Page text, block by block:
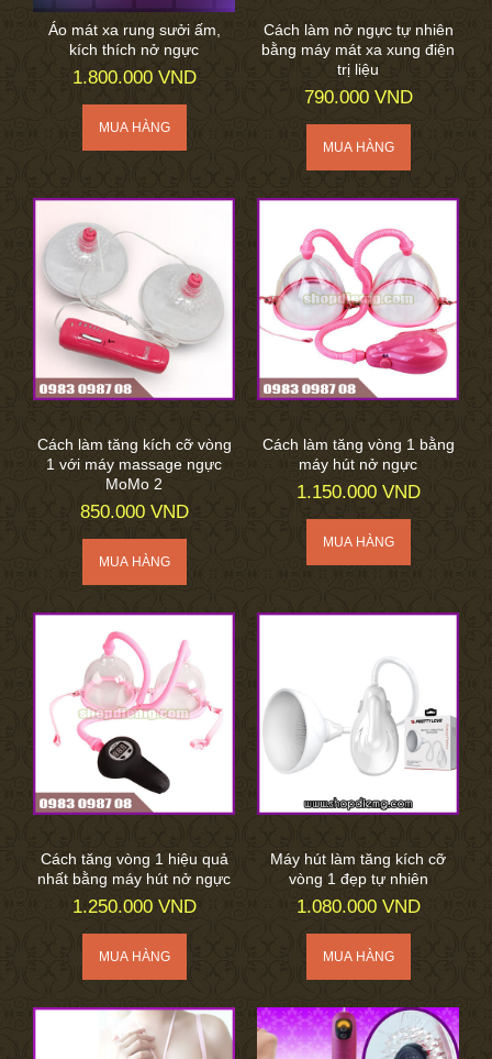
Áo mát xa rung sưởi ấm,
kích thích nở ngực
1.800.000 VND
Cách làm nở ngực tự nhiên
bằng máy mát xa xung điện
trị liệu
790.000 VND
Cách làm tăng kích cỡ vòng
1 với máy massage ngực
MoMo 2
850.000 VND
Cách làm tăng vòng 1 bằng
máy hút nở ngực
1.150.000 VND
Cách tăng vòng 1 hiệu quả
nhất bằng máy hút nở ngực
1.250.000 VND
Máy hút làm tăng kích cỡ
vòng 1 đẹp tự nhiên
1.080.000 VND